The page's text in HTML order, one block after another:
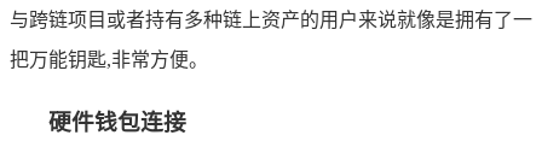
与跨链项目或者持有多种链上资产的用户来说就像是拥有了一
把万能钥匙,非常方便。
硬件钱包连接